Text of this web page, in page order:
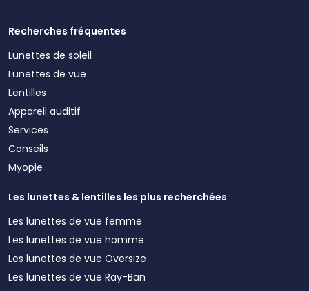
Recherches fréquentes
Lunettes de soleil
Lunettes de vue
Lentilles
Appareil auditif
Services
Conseils
Myopie
Les lunettes & lentilles les plus recherchées
Les lunettes de vue femme
Les lunettes de vue homme
Les lunettes de vue Oversize
Les lunettes de vue Ray-Ban